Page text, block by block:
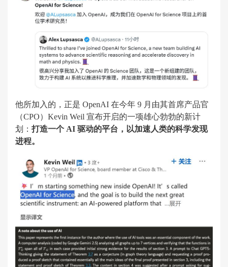
他所加入的，正是 OpenAI 在今年 9 月由其首席产品官
（CPO）Kevin Weil 宣布开启的一项雄心勃勃的新计
划： 打造一个 AI 驱动的平台，以加速人类的科学发现
进程。